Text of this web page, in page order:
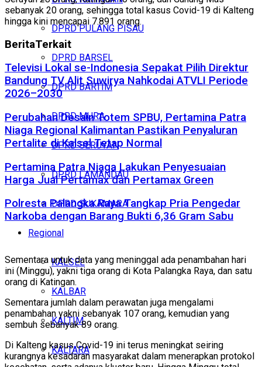
DPRD PULANG PISAU
DPRD BARSEL
DPRD BARTIM
DPRD MURA
DPRD SERUYAN
DPRD LAMANDAU
DPRD SUKAMARA
Regional
KALSEL
KALBAR
KALTIM
KALTARA
sebanyak 20 orang, sehingga total kasus Covid-19 di Kalteng
hingga kini mencapai 7.891 orang.
BeritaTerkait
Televisi Lokal se-Indonesia Sepakat Pilih Direktur
Bandung TV Alit Suwirya Nahkodai ATVLI Periode
2026–2030
Perubahan Desain Totem SPBU, Pertamina Patra
Niaga Regional Kalimantan Pastikan Penyaluran
Pertalite di Kalsel Tetap Normal
Pertamina Patra Niaga Lakukan Penyesuaian
Harga Jual Pertamax dan Pertamax Green
Polresta Palangka Raya Tangkap Pria Pengedar
Narkoba dengan Barang Bukti 6,36 Gram Sabu
Sementara untuk data yang meninggal ada penambahan hari
ini (Minggu), yakni tiga orang di Kota Palangka Raya, dan satu
orang di Katingan.
Sementara jumlah dalam perawatan juga mengalami
penambahan yakni sebanyak 107 orang, kemudian yang
sembuh sebanyak 89 orang.
Di Kalteng kasus Covid-19 ini terus meningkat seiring
kurangnya kesadaran masyarakat dalam menerapkan protokol